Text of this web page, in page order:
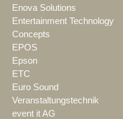
Enova Solutions
Entertainment Technology
Concepts
EPOS
Epson
ETC
Euro Sound
Veranstaltungstechnik
event it AG